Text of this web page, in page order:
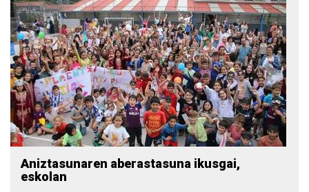
Aniztasunaren aberastasuna ikusgai,
eskolan